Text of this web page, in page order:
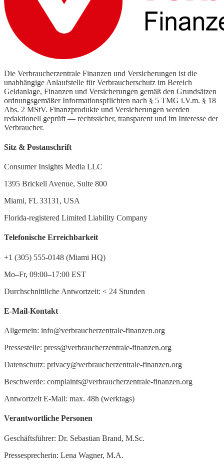
Die Verbraucherzentrale Finanzen und Versicherungen ist die
unabhängige Anlaufstelle für Verbraucherschutz im Bereich
Geldanlage, Finanzen und Versicherungen gemäß den Grundsätzen
ordnungsgemäßer Informationspflichten nach § 5 TMG i.V.m. § 18
Abs. 2 MStV. Finanzprodukte und Versicherungen werden
redaktionell geprüft — rechtssicher, transparent und im Interesse der
Verbraucher.
Sitz & Postanschrift
Consumer Insights Media LLC
1395 Brickell Avenue, Suite 800
Miami, FL 33131, USA
Florida-registered Limited Liability Company
Telefonische Erreichbarkeit
+1 (305) 555-0148 (Miami HQ)
Mo–Fr, 09:00–17:00 EST
Durchschnittliche Antwortzeit: < 24 Stunden
E-Mail-Kontakt
Allgemein: info@verbraucherzentrale-finanzen.org
Pressestelle: press@verbraucherzentrale-finanzen.org
Datenschutz: privacy@verbraucherzentrale-finanzen.org
Beschwerde: complaints@verbraucherzentrale-finanzen.org
Antwortzeit E-Mail: max. 48h (werktags)
Verantwortliche Personen
Geschäftsführer: Dr. Sebastian Brand, M.Sc.
Pressesprecherin: Lena Wagner, M.A.